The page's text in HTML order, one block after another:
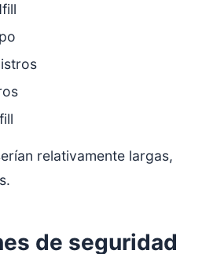
relativamente largas,
de seguridad